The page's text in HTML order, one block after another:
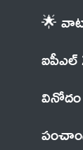
🌟
ఐపీఎల్
వినోదం